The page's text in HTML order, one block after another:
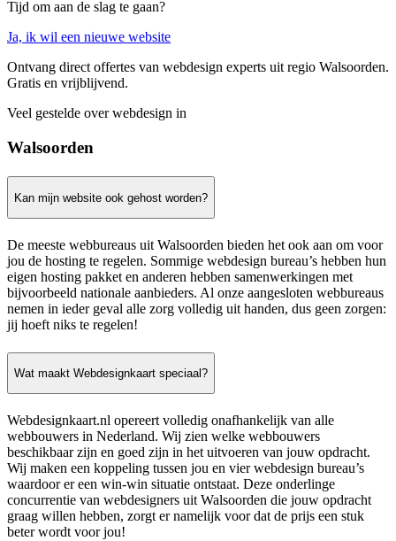
Tijd om aan de slag te gaan?
Ja, ik wil een nieuwe website
Ontvang direct offertes van webdesign experts uit regio Walsoorden.
Gratis en vrijblijvend.
Veel gestelde over webdesign in
Walsoorden
Kan mijn website ook gehost worden?
De meeste webbureaus uit Walsoorden bieden het ook aan om voor
jou de hosting te regelen. Sommige webdesign bureau’s hebben hun
eigen hosting pakket en anderen hebben samenwerkingen met
bijvoorbeeld nationale aanbieders. Al onze aangesloten webbureaus
nemen in ieder geval alle zorg volledig uit handen, dus geen zorgen:
jij hoeft niks te regelen!
Wat maakt Webdesignkaart speciaal?
Webdesignkaart.nl opereert volledig onafhankelijk van alle
webbouwers in Nederland. Wij zien welke webbouwers
beschikbaar zijn en goed zijn in het uitvoeren van jouw opdracht.
Wij maken een koppeling tussen jou en vier webdesign bureau’s
waardoor er een win-win situatie ontstaat. Deze onderlinge
concurrentie van webdesigners uit Walsoorden die jouw opdracht
graag willen hebben, zorgt er namelijk voor dat de prijs een stuk
beter wordt voor jou!